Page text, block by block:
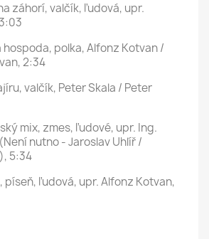
záhorí, valčík, ľudová, upr.
hospoda, polka, Alfonz Kotvan /
2:34
valčík, Peter Skala / Peter
mix, zmes, ľudové, upr. Ing.
nutno - Jaroslav Uhlíř /
5:34
píseň, ľudová, upr. Alfonz Kotvan,